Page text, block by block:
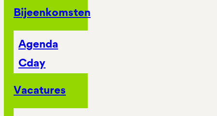
Bijeenkomsten
Agenda
Cday
Vacatures